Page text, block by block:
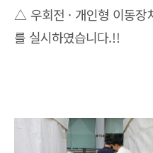
△ 우회전 · 개인형 이동장
를 실시하였습니다.!!